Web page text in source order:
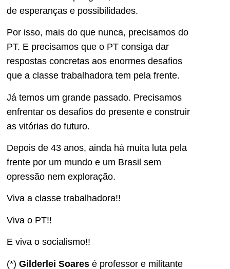
de esperanças e possibilidades.
Por isso, mais do que nunca, precisamos do
PT. E precisamos que o PT consiga dar
respostas concretas aos enormes desafios
que a classe trabalhadora tem pela frente.
Já temos um grande passado. Precisamos
enfrentar os desafios do presente e construir
as vitórias do futuro.
Depois de 43 anos, ainda há muita luta pela
frente por um mundo e um Brasil sem
opressão nem exploração.
Viva a classe trabalhadora!!
Viva o PT!!
E viva o socialismo!!
(*) Gilderlei Soares é professor e militante